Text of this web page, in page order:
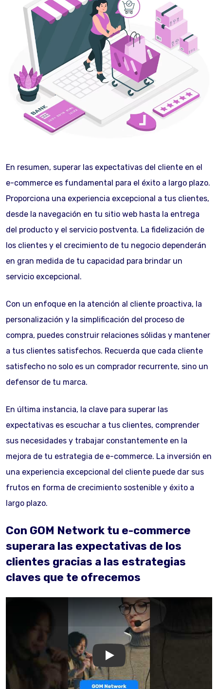
En resumen, superar las expectativas del cliente en el
e-commerce es fundamental para el éxito a largo plazo.
Proporciona una experiencia excepcional a tus clientes,
desde la navegación en tu sitio web hasta la entrega
del producto y el servicio postventa. La fidelización de
los clientes y el crecimiento de tu negocio dependerán
en gran medida de tu capacidad para brindar un
servicio excepcional.
Con un enfoque en la atención al cliente proactiva, la
personalización y la simplificación del proceso de
compra, puedes construir relaciones sólidas y mantener
a tus clientes satisfechos. Recuerda que cada cliente
satisfecho no solo es un comprador recurrente, sino un
defensor de tu marca.
En última instancia, la clave para superar las
expectativas es escuchar a tus clientes, comprender
sus necesidades y trabajar constantemente en la
mejora de tu estrategia de e-commerce. La inversión en
una experiencia excepcional del cliente puede dar sus
frutos en forma de crecimiento sostenible y éxito a
largo plazo.
Con GOM Network tu e-commerce
superara las expectativas de los
clientes gracias a las estrategias
claves que te ofrecemos
GOM Network